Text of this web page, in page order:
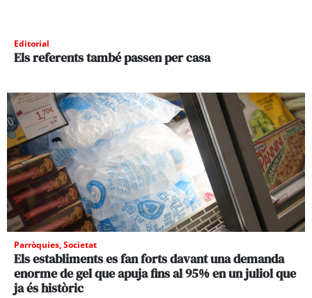
Editorial
Els referents també passen per casa
Parròquies,Societat
Els establiments es fan forts davant una demanda
enorme de gel que apuja fins al 95% en un juliol que
ja és històric